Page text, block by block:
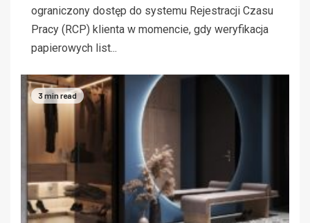
ograniczony dostęp do systemu Rejestracji Czasu
Pracy (RCP) klienta w momencie, gdy weryfikacja
papierowych list...
3 min read